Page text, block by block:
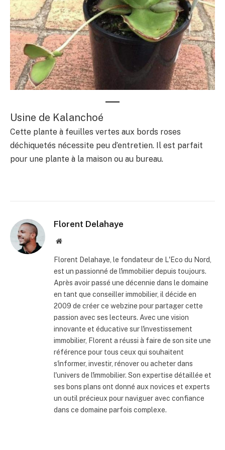
Usine de Kalanchoé
Cette plante à feuilles vertes aux bords roses
déchiquetés nécessite peu d’entretien. Il est parfait
pour une plante à la maison ou au bureau.
Florent Delahaye
Site
Florent Delahaye, le fondateur de L'Eco du Nord,
est un passionné de l'immobilier depuis toujours.
Après avoir passé une décennie dans le domaine
en tant que conseiller immobilier, il décide en
2009 de créer ce webzine pour partager cette
passion avec ses lecteurs. Avec une vision
innovante et éducative sur l'investissement
immobilier, Florent a réussi à faire de son site une
référence pour tous ceux qui souhaitent
s'informer, investir, rénover ou acheter dans
l'univers de l'immobilier. Son expertise détaillée et
ses bons plans ont donné aux novices et experts
un outil précieux pour naviguer avec confiance
dans ce domaine parfois complexe.